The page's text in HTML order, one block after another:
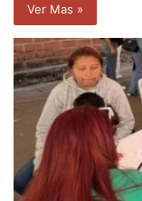
Ver Mas »